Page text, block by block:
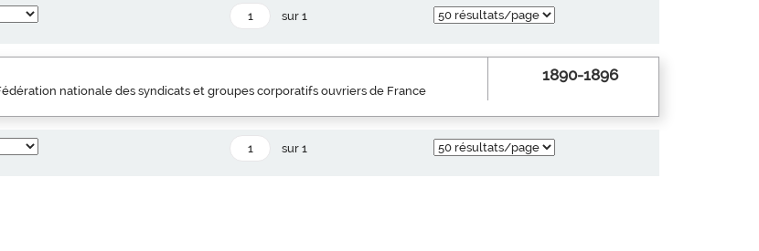
sur 1
nationale des syndicats et groupes corporatifs ouvriers de France
1890-1896
sur 1